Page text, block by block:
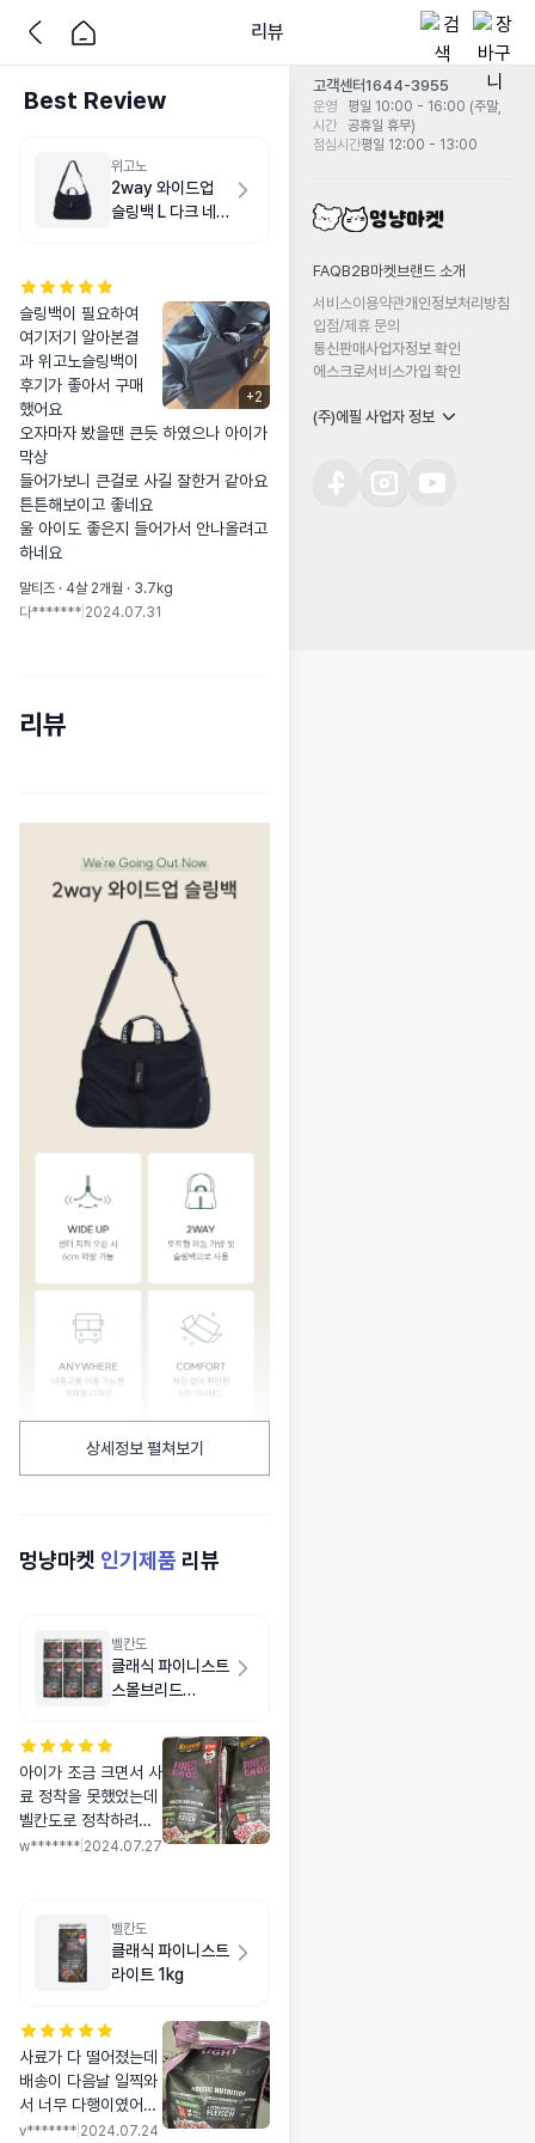
리뷰
Best Review
위고노
2way 와이드업
슬링백 L 다크 네이
+2
슬링백이 필요하여
여기저기 알아본결
과 위고노슬링백이
후기가 좋아서 구매
했어요
오자마자 봤을땐 큰듯 하였으나 아이가
막상
들어가보니 큰걸로 사길 잘한거 같아요
튼튼해보이고 좋네요
울 아이도 좋은지 들어가서 안나올려고
하네요
말티즈 · 4살 2개월 · 3.7kg
다******* 2024.07.31
리뷰
상세정보 펼쳐보기
멍냥마켓 인기제품 리뷰
벨칸도
클래식 파이니스트
스몰브리드
아이가 조금 크면서 사
료 정착을 못했었는데
벨칸도로 정착하려구
요:) 더 좋은거 먹이고
w******* 2024.07.27
벨칸도
클래식 파이니스트
라이트 1kg
사료가 다 떨어졌는데
배송이 다음날 일찍와
서 너무 다행이였어요
다이어트 중인데 잘 먹
v******* 2024.07.24
고객센터1644-3955
운영
시간
평일 10:00 - 16:00 (주말,
공휴일 휴무)
점심시간평일 12:00 - 13:00
FAQB2B마켓 브랜드 소개
서비스이용약관개인정보처리방침
입점/제휴 문의
통신판매사업자정보 확인
에스크로서비스가입 확인
(주)에필 사업자 정보